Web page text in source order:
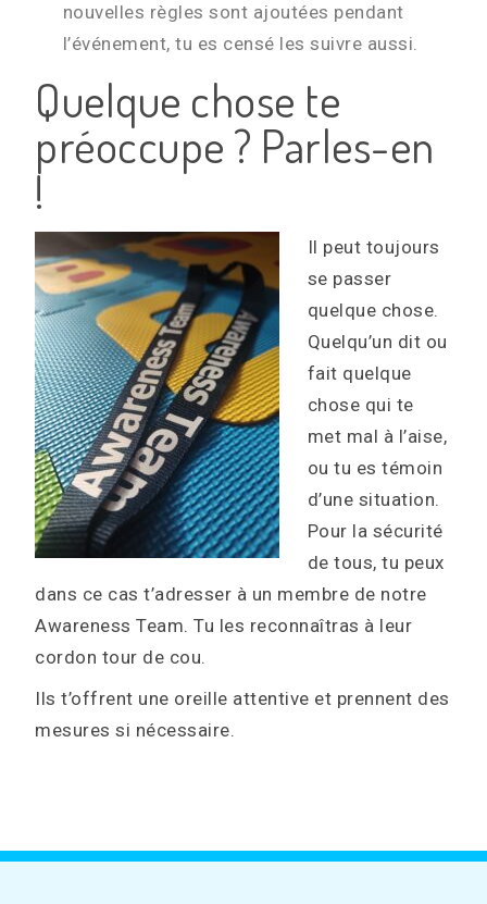
nouvelles règles sont ajoutées pendant
l’événement, tu es censé les suivre aussi.
Quelque chose te
préoccupe ? Parles-en
!
Il peut toujours
se passer
quelque chose.
Quelqu’un dit ou
fait quelque
chose qui te
met mal à l’aise,
ou tu es témoin
d’une situation.
Pour la sécurité
de tous, tu peux
dans ce cas t’adresser à un membre de notre
Awareness Team. Tu les reconnaîtras à leur
cordon tour de cou.
Ils t’offrent une oreille attentive et prennent des
mesures si nécessaire.